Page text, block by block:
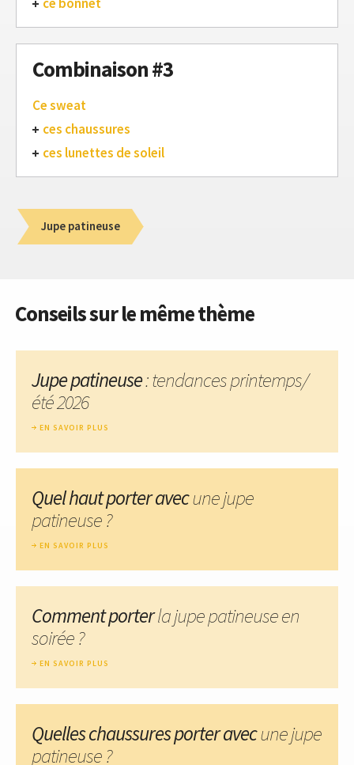
Combinaison #3
Ce sweat
ces chaussures
ces lunettes de soleil
Jupe patineuse
Conseils sur le même thème
Jupe patineuse: tendances printemps/
été 2026
EN SAVOIR PLUS
Quel haut porter avecune jupe
patineuse ?
EN SAVOIR PLUS
Comment porterla jupe patineuse en
soirée ?
EN SAVOIR PLUS
Quelles chaussures porter avecune jupe
patineuse ?